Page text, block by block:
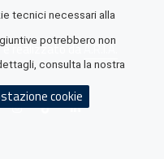
è realizzato daA.R.I.A.
tecnici necessari alla
potrebbero non
consulta la nostra
cookie